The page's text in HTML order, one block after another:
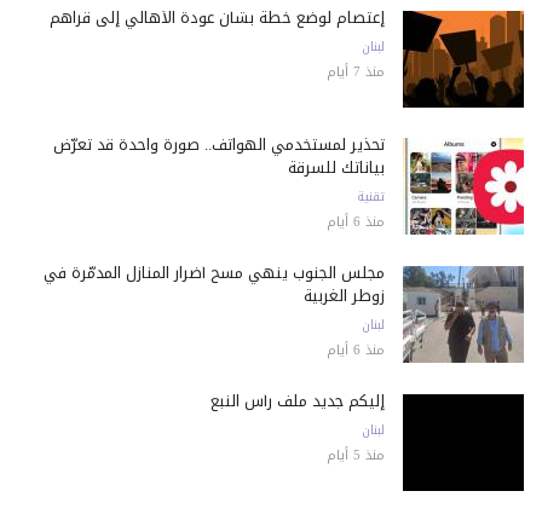
إعتصام لوضع خطة بشأن عودة الأهالي إلى قراهم
لبنان
منذ 7 أيام
تحذير لمستخدمي الهواتف.. صورة واحدة قد تعرّض
بياناتك للسرقة
تقنية
منذ 6 أيام
مجلس الجنوب ينهي مسح أضرار المنازل المدمّرة في
زوطر الغربية
لبنان
منذ 6 أيام
إليكم جديد ملف رأس النبع
لبنان
منذ 5 أيام